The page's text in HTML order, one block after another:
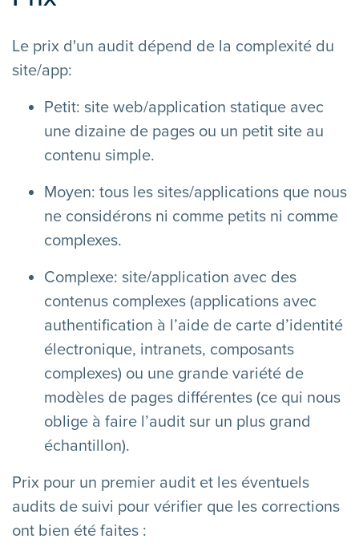
Le prix d'un audit dépend de la complexité du
site/app:
Petit: site web/application statique avec
une dizaine de pages ou un petit site au
contenu simple.
Moyen: tous les sites/applications que nous
ne considérons ni comme petits ni comme
complexes.
Complexe: site/application avec des
contenus complexes (applications avec
authentification à l’aide de carte d’identité
électronique, intranets, composants
complexes) ou une grande variété de
modèles de pages différentes (ce qui nous
oblige à faire l’audit sur un plus grand
échantillon).
Prix pour un premier audit et les éventuels
audits de suivi pour vérifier que les corrections
ont bien été faites :